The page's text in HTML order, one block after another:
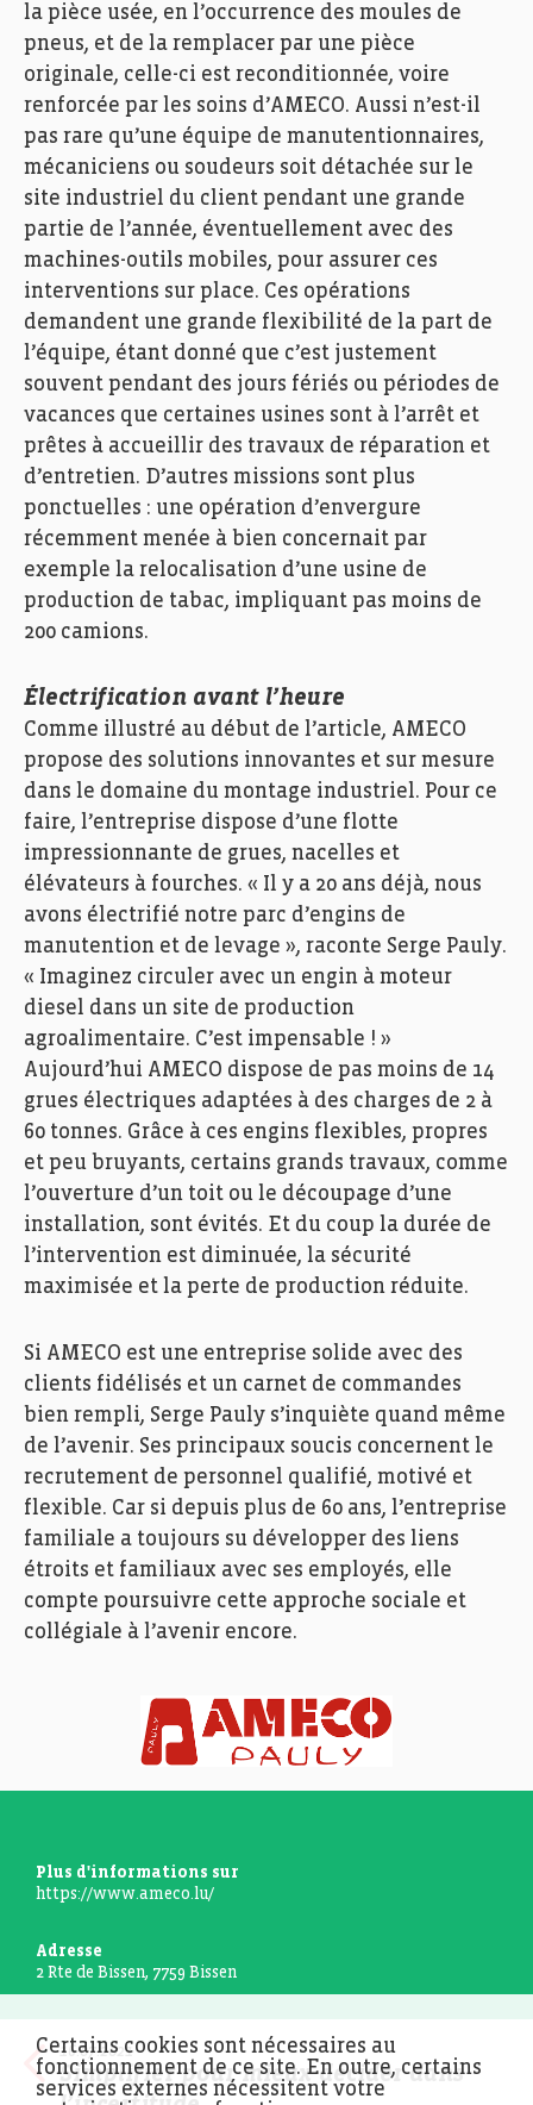
Ameco Pauly, Echo des Entreprises, Zoom, Photo: Ann
Sophie Lindström
Ameco Pauly, Echo des Entreprises, Zoom, Photo: Ann
la pièce usée, en l’occurrence des moules de
pneus, et de la remplacer par une pièce
originale, celle-ci est reconditionnée, voire
renforcée par les soins d’AMECO. Aussi n’est-il
pas rare qu’une équipe de manutentionnaires,
mécaniciens ou soudeurs soit détachée sur le
site industriel du client pendant une grande
partie de l’année, éventuellement avec des
machines-outils mobiles, pour assurer ces
interventions sur place. Ces opérations
demandent une grande flexibilité de la part de
l’équipe, étant donné que c’est justement
souvent pendant des jours fériés ou périodes de
vacances que certaines usines sont à l’arrêt et
prêtes à accueillir des travaux de réparation et
d’entretien. D’autres missions sont plus
ponctuelles : une opération d’envergure
récemment menée à bien concernait par
exemple la relocalisation d’une usine de
production de tabac, impliquant pas moins de
200 camions.
Électrification avant l’heure
Comme illustré au début de l’article, AMECO
propose des solutions innovantes et sur mesure
dans le domaine du montage industriel. Pour ce
faire, l’entreprise dispose d’une flotte
impressionnante de grues, nacelles et
élévateurs à fourches. « Il y a 20 ans déjà, nous
avons électrifié notre parc d’engins de
manutention et de levage », raconte Serge Pauly.
« Imaginez circuler avec un engin à moteur
diesel dans un site de production
agroalimentaire. C’est impensable ! »
Aujourd’hui AMECO dispose de pas moins de 14
grues électriques adaptées à des charges de 2 à
60 tonnes. Grâce à ces engins flexibles, propres
et peu bruyants, certains grands travaux, comme
l’ouverture d’un toit ou le découpage d’une
installation, sont évités. Et du coup la durée de
l’intervention est diminuée, la sécurité
maximisée et la perte de production réduite.
Si AMECO est une entreprise solide avec des
clients fidélisés et un carnet de commandes
bien rempli, Serge Pauly s’inquiète quand même
de l’avenir. Ses principaux soucis concernent le
recrutement de personnel qualifié, motivé et
flexible. Car si depuis plus de 60 ans, l’entreprise
familiale a toujours su développer des liens
étroits et familiaux avec ses employés, elle
compte poursuivre cette approche sociale et
collégiale à l’avenir encore.
Plus d'informations sur
https://www.ameco.lu/
Adresse
2 Rte de Bissen, 7759 Bissen
16.07.2021
Simplifier pour mieux décider dans
Certains cookies sont nécessaires au
fonctionnement de ce site. En outre, certains
services externes nécessitent votre